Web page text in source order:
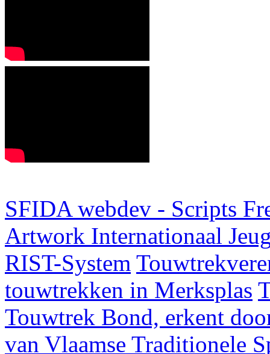
SFIDA webdev - Scripts
Artwork Internationaal
RIST-System
touwtrekken in Merksplas
Touwtrek Bond, erkent
van Vlaamse Traditionele